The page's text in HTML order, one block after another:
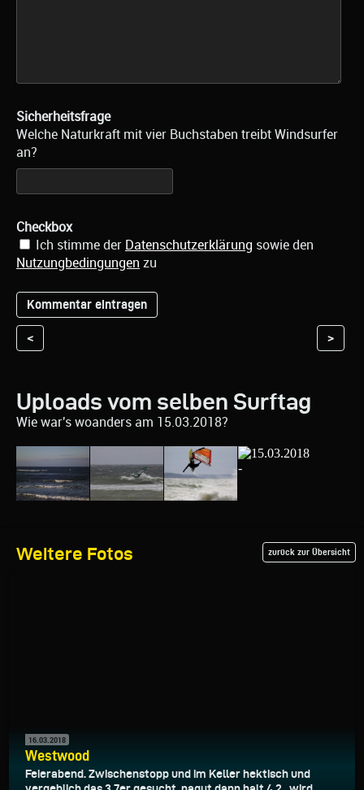
Sicherheitsfrage
Welche Naturkraft mit vier Buchstaben treibt Windsurfer
an?
Checkbox
Ich stimme der Datenschutzerklärung sowie den
Nutzungbedingungen zu
< >
Uploads vom selben Surftag
Wie war's woanders am 15.03.2018?
Weitere Fotos zurück zur Übersicht
16.03.2018
Westwood
Feierabend. Zwischenstopp und im Keller hektisch und